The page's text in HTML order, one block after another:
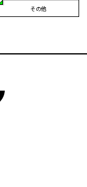
その他